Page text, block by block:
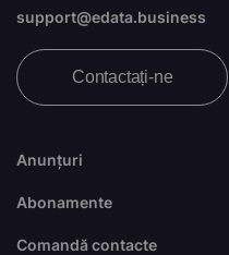
Anunțuri
Abonamente
Comandă contacte
support@edata.business
Contactați-ne